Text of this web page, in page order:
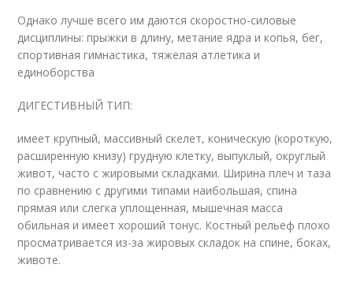
Однако лучше всего им даются скоростно-силовые
дисциплины: прыжки в длину, метание ядра и копья, бег,
спортивная гимнастика, тяжелая атлетика и
единоборства
ДИГЕСТИВНЫЙ ТИП:
имеет крупный, массивный скелет, коническую (короткую,
расширенную книзу) грудную клетку, выпуклый, округлый
живот, часто с жировыми складками. Ширина плеч и таза
по сравнению с другими типами наибольшая, спина
прямая или слегка уплощенная, мышечная масса
обильная и имеет хороший тонус. Костный рельеф плохо
просматривается из-за жировых складок на спине, боках,
животе.